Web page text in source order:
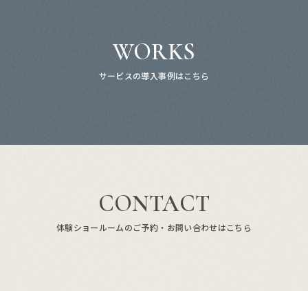
WORKS
サービスの導入事例はこちら
CONTACT
体験ショールームのご予約・お問い合わせはこちら